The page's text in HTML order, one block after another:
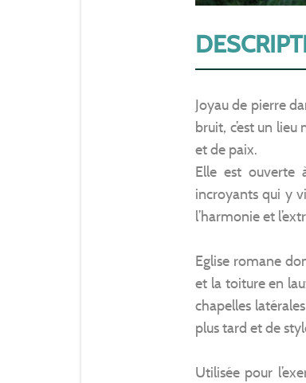
Joyau de pierre
bruit, c’est un
et de paix.
Elle est ouverte
incroyants qui y
l’harmonie et
Eglise romane
et la toiture en
chapelles
plus tard et de
Utilisée pour